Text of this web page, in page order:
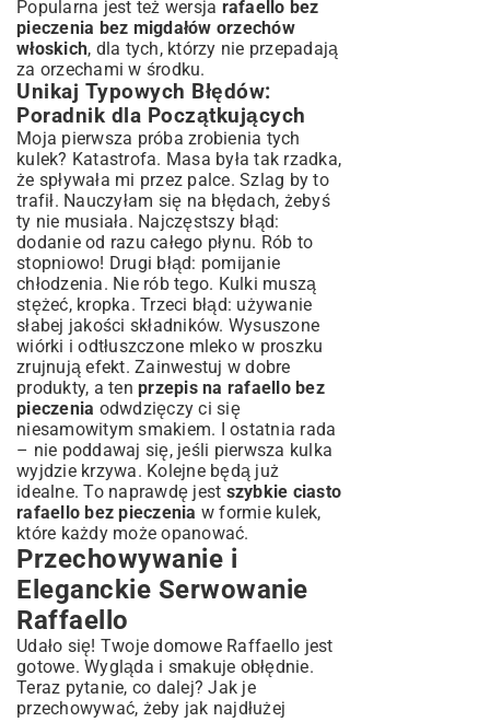
Popularna jest też wersja rafaello bez
pieczenia bez migdałów orzechów
włoskich, dla tych, którzy nie przepadają
za orzechami w środku.
Unikaj Typowych Błędów:
Poradnik dla Początkujących
Moja pierwsza próba zrobienia tych
kulek? Katastrofa. Masa była tak rzadka,
że spływała mi przez palce. Szlag by to
trafił. Nauczyłam się na błędach, żebyś
ty nie musiała. Najczęstszy błąd:
dodanie od razu całego płynu. Rób to
stopniowo! Drugi błąd: pomijanie
chłodzenia. Nie rób tego. Kulki muszą
stężeć, kropka. Trzeci błąd: używanie
słabej jakości składników. Wysuszone
wiórki i odtłuszczone mleko w proszku
zrujnują efekt. Zainwestuj w dobre
produkty, a ten przepis na rafaello bez
pieczenia odwdzięczy ci się
niesamowitym smakiem. I ostatnia rada
– nie poddawaj się, jeśli pierwsza kulka
wyjdzie krzywa. Kolejne będą już
idealne. To naprawdę jest szybkie ciasto
rafaello bez pieczenia w formie kulek,
które każdy może opanować.
Przechowywanie i
Eleganckie Serwowanie
Raffaello
Udało się! Twoje domowe Raffaello jest
gotowe. Wygląda i smakuje obłędnie.
Teraz pytanie, co dalej? Jak je
przechowywać, żeby jak najdłużej